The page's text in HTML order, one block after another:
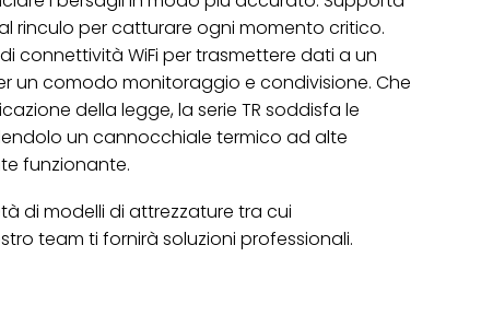
rinculo per catturare ogni momento critico.
connettività WiFi per trasmettere dati a un
un comodo monitoraggio e condivisione. Che
della legge, la serie TR soddisfa le
un cannocchiale termico ad alte
funzionante.
di modelli di attrezzature tra cui
team ti fornirà soluzioni professionali.